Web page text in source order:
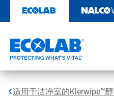
至
适用于洁净室的Klerwipe™